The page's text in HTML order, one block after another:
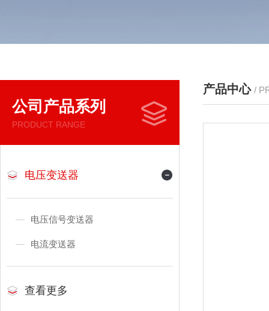
公司产品系列
PRODUCT RANGE
电压变送器
电压信号变送器
电流变送器
查看更多
产品中心 /